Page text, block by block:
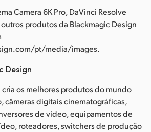
Camera 6K Pro, DaVinci Resolve
produtos da Blackmagic Design
pt/media/images.
Design
os melhores produtos do mundo
câmeras digitais cinematográficas,
de vídeo, equipamentos de
roteadores, switchers de produção